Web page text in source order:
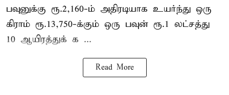
பவுனுக்கு ரூ.2,160-ம் அதிரடியாக உயர்ந்து ஒரு
கிராம் ரூ.13,750-க்கும் ஒரு பவுன் ரூ.1 லட்சத்து
10 ஆயிரத்துக் க ...
Read More